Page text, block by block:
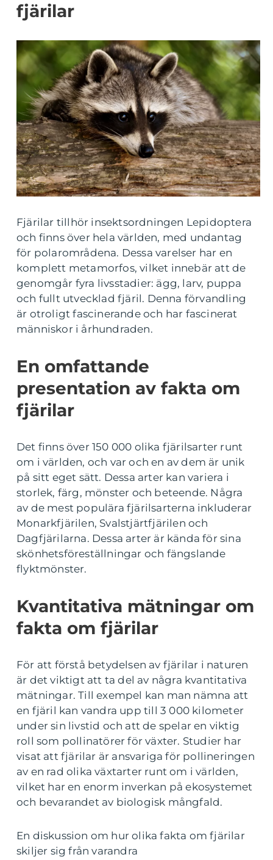
fjärilar
Fjärilar tillhör insektsordningen Lepidoptera
och finns över hela världen, med undantag
för polarområdena. Dessa varelser har en
komplett metamorfos, vilket innebär att de
genomgår fyra livsstadier: ägg, larv, puppa
och fullt utvecklad fjäril. Denna förvandling
är otroligt fascinerande och har fascinerat
människor i århundraden.
En omfattande
presentation av fakta om
fjärilar
Det finns över 150 000 olika fjärilsarter runt
om i världen, och var och en av dem är unik
på sitt eget sätt. Dessa arter kan variera i
storlek, färg, mönster och beteende. Några
av de mest populära fjärilsarterna inkluderar
Monarkfjärilen, Svalstjärtfjärilen och
Dagfjärilarna. Dessa arter är kända för sina
skönhetsföreställningar och fängslande
flyktmönster.
Kvantitativa mätningar om
fakta om fjärilar
För att förstå betydelsen av fjärilar i naturen
är det viktigt att ta del av några kvantitativa
mätningar. Till exempel kan man nämna att
en fjäril kan vandra upp till 3 000 kilometer
under sin livstid och att de spelar en viktig
roll som pollinatörer för växter. Studier har
visat att fjärilar är ansvariga för pollineringen
av en rad olika växtarter runt om i världen,
vilket har en enorm inverkan på ekosystemet
och bevarandet av biologisk mångfald.
En diskussion om hur olika fakta om fjärilar
skiljer sig från varandra